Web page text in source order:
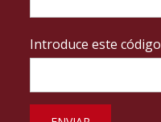
Introduce este código